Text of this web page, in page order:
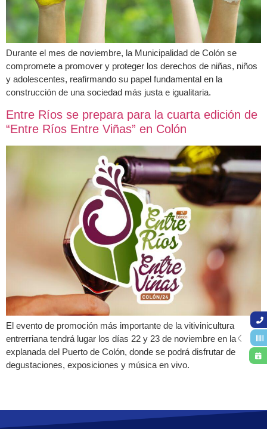
Durante el mes de noviembre, la Municipalidad de Colón se
compromete a promover y proteger los derechos de niñas, niños
y adolescentes, reafirmando su papel fundamental en la
construcción de una sociedad más justa e igualitaria.
Entre Ríos se prepara para la cuarta edición de
“Entre Ríos Entre Viñas” en Colón
El evento de promoción más importante de la vitivinicultura
entrerriana tendrá lugar los días 22 y 23 de noviembre en la
explanada del Puerto de Colón, donde se podrá disfrutar de
degustaciones, exposiciones y música en vivo.